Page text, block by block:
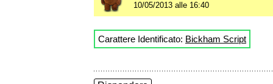
10/05/2013 alle 16:40
Carattere Identificato: Bickham Script